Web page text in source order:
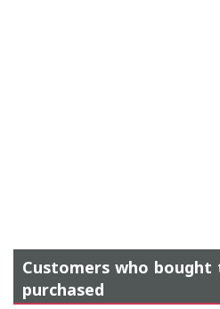
Customers who bought
purchased